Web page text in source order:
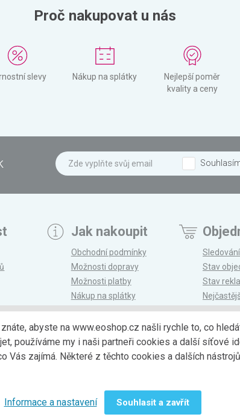
Proč nakupovat u nás
slevy Nákup na splátky
Nejlepší poměr
kvality a ceny
Jak nakoupit
Obchodní podmínky
Možnosti dopravy
Možnosti platby
Nákup na splátky
Reklamace a vrácení
Stav
Stav
Možnosti
abyste na www.eoshop.cz našli rychle to, co
používáme my i naši partneři cookies a další síťové
Vás zajímá. Některé z těchto cookies a dalších
Informace a nastavení Souhlasit a zavřít